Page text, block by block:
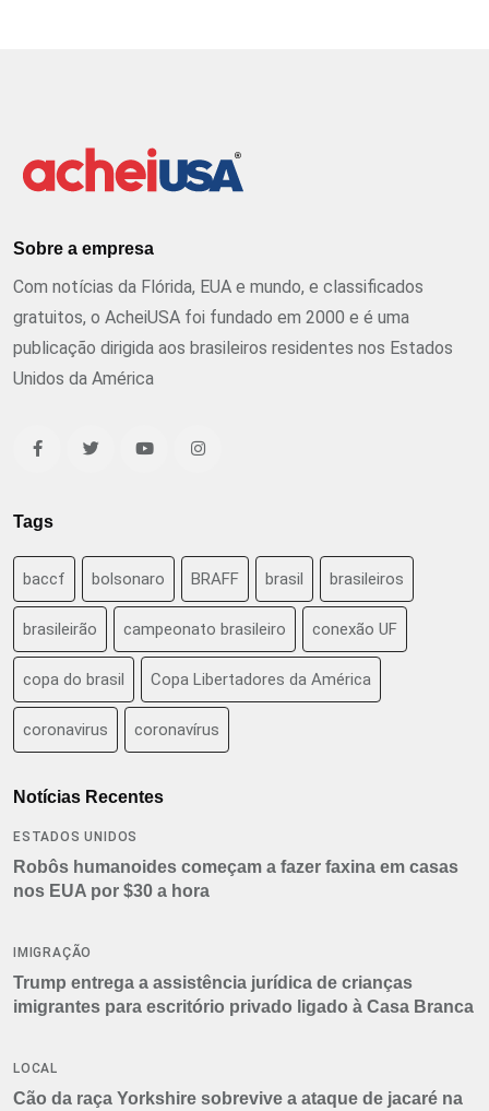
Sobre a empresa
Com notícias da Flórida, EUA e mundo, e classificados
gratuitos, o AcheiUSA foi fundado em 2000 e é uma
publicação dirigida aos brasileiros residentes nos Estados
Unidos da América
Tags
baccf bolsonaro BRAFF brasil brasileiros
brasileirão campeonato brasileiro conexão UF
copa do brasil Copa Libertadores da América
coronavirus coronavírus
Notícias Recentes
ESTADOS UNIDOS
Robôs humanoides começam a fazer faxina em casas
nos EUA por $30 a hora
IMIGRAÇÃO
Trump entrega a assistência jurídica de crianças
imigrantes para escritório privado ligado à Casa Branca
LOCAL
Cão da raça Yorkshire sobrevive a ataque de jacaré na